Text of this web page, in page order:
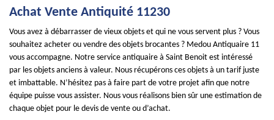
Achat Vente Antiquité 11230
Vous avez à débarrasser de vieux objets et qui ne vous servent plus ? Vous
souhaitez acheter ou vendre des objets brocantes ? Medou Antiquaire 11
vous accompagne. Notre service antiquaire à Saint Benoit est intéressé
par les objets anciens à valeur. Nous récupérons ces objets à un tarif juste
et imbattable. N’hésitez pas à faire part de votre projet afin que notre
équipe puisse vous assister. Nous vous réalisons bien sûr une estimation de
chaque objet pour le devis de vente ou d’achat.